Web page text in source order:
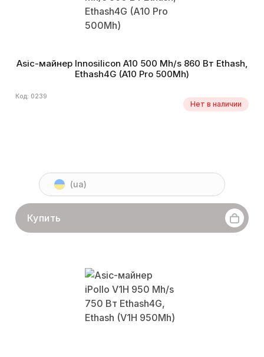
Asic-майнер Innosilicon A10 500 Mh/s 860 Вт Ethash,
Ethash4G (A10 Pro 500Mh)
Код: 0239
Нет в наличии
(ua)
Купить